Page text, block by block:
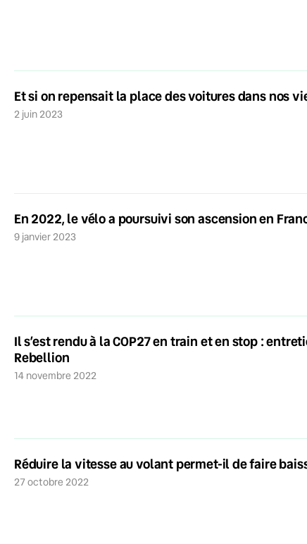
Et si on repensait la place des voitures dans nos
2 juin 2023
En 2022, le vélo a poursuivi son ascension en
9 janvier 2023
Il s’est rendu à la COP27 en train et en stop :
Rebellion
14 novembre 2022
Réduire la vitesse au volant permet-il de faire
27 octobre 2022